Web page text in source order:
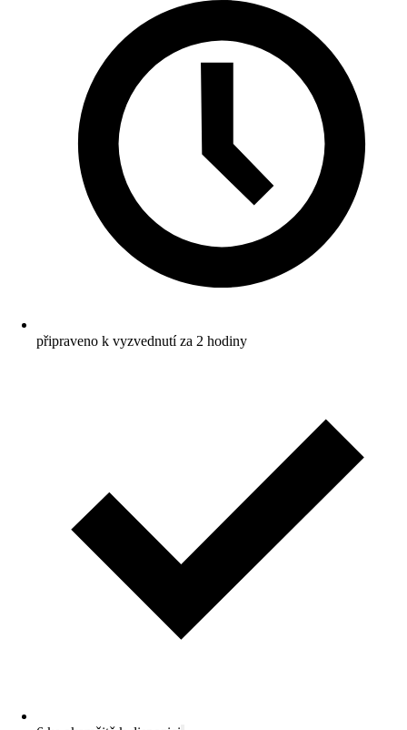
připraveno k vyzvednutí za 2 hodiny